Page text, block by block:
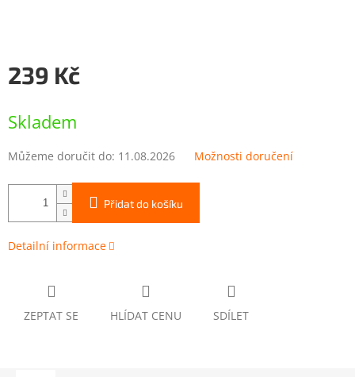
239 Kč
cena:
Skladem
Můžeme doručit do: 11.08.2026 Možnosti doručení
Přidat do košíku
Detailní informace
ZEPTAT SE HLÍDAT CENU SDÍLET